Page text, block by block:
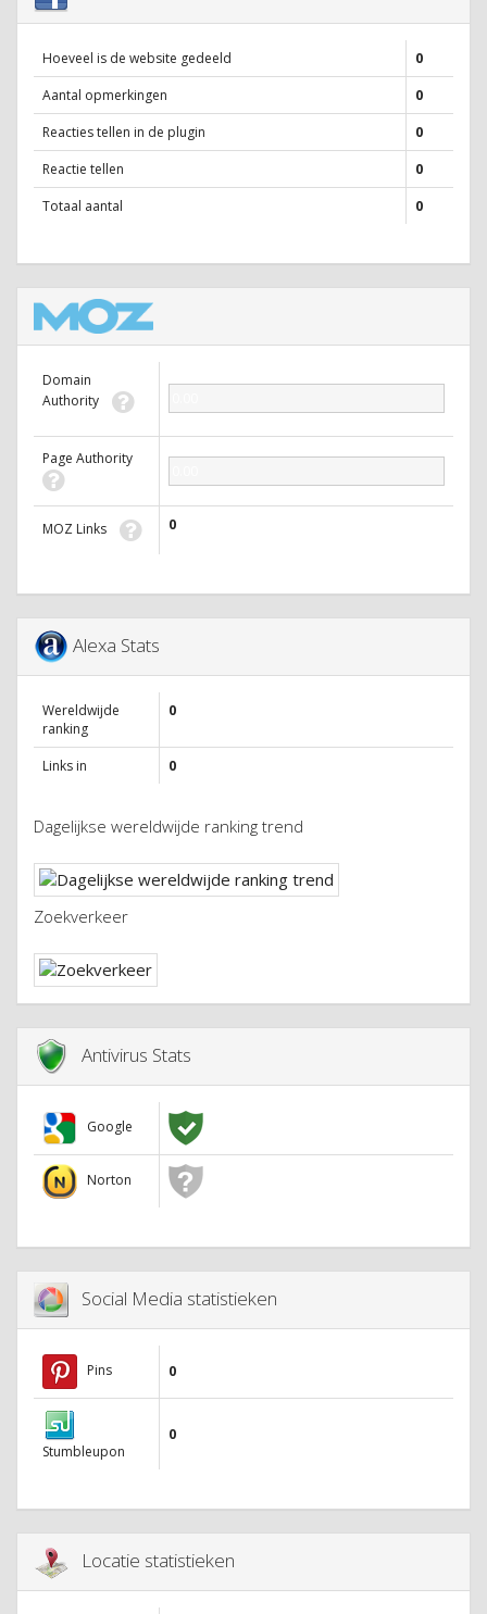
Hoeveel is de website gedeeld
0
Aantal opmerkingen
0
Reacties tellen in de plugin
0
Reactie tellen
0
Totaal aantal
0
Domain
Authority
Page Authority
MOZ Links 0
Alexa Stats
Wereldwijde
ranking
0
Links in 0
Dagelijkse wereldwijde ranking trend
Zoekverkeer
Antivirus Stats
Google
Norton
Social Media statistieken
Pins 0
Stumbleupon
0
Locatie statistieken